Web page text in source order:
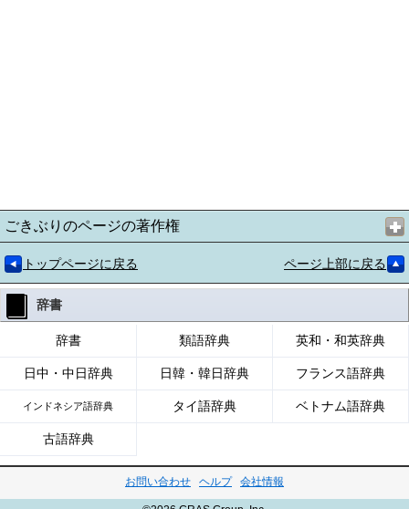
ごきぶりのページの著作権
トップページに戻る ページ上部に戻る
辞書
辞書 類語辞典 英和・和英辞典
日中・中日辞典 日韓・韓日辞典 フランス語辞典
インドネシア語辞典 タイ語辞典 ベトナム語辞典
古語辞典
お問い合わせ ヘルプ 会社情報